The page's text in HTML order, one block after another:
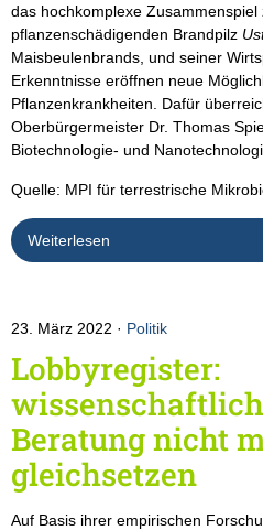
das hochkomplexe Zusammenspiel
pflanzenschädigenden Brandpilz
Maisbeulenbrands, und seiner
Erkenntnisse eröffnen neue
Pflanzenkrankheiten. Dafür
Oberbürgermeister Dr. Thomas
Biotechnologie- und
Quelle: MPI für terrestrische
Weiterlesen
23. März 2022 Politik
Lobbyregister:
Beratung nicht
gleichsetzen
Auf Basis ihrer empirischen